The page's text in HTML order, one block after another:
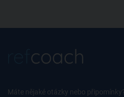
Máte nějaké otázky nebo